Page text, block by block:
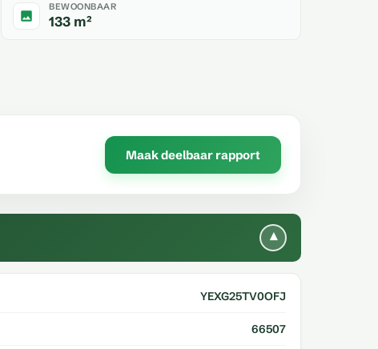
BEWOONBAAR
133 m²
Maak deelbaar rapport
▾
YEXG25TV0OFJ
66507